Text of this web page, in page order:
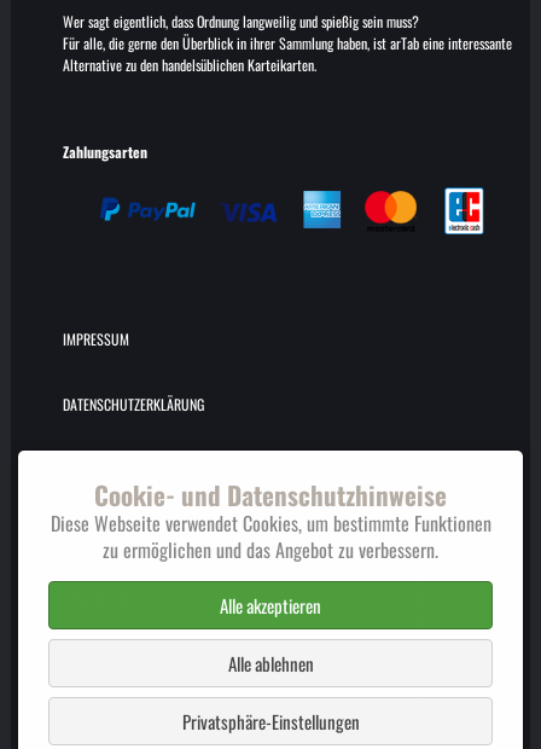
Wer sagt eigentlich, dass Ordnung langweilig und spießig sein muss?
Für alle, die gerne den Überblick in ihrer Sammlung haben, ist arTab eine interessante
Alternative zu den handelsüblichen Karteikarten.
Zahlungsarten
IMPRESSUM
DATENSCHUTZERKLÄRUNG
KUNDENINFORMATION
Cookie- und Datenschutzhinweise
Diese Webseite verwendet Cookies, um bestimmte Funktionen
zu ermöglichen und das Angebot zu verbessern.
Alle akzeptieren
Alle ablehnen
Privatsphäre-Einstellungen